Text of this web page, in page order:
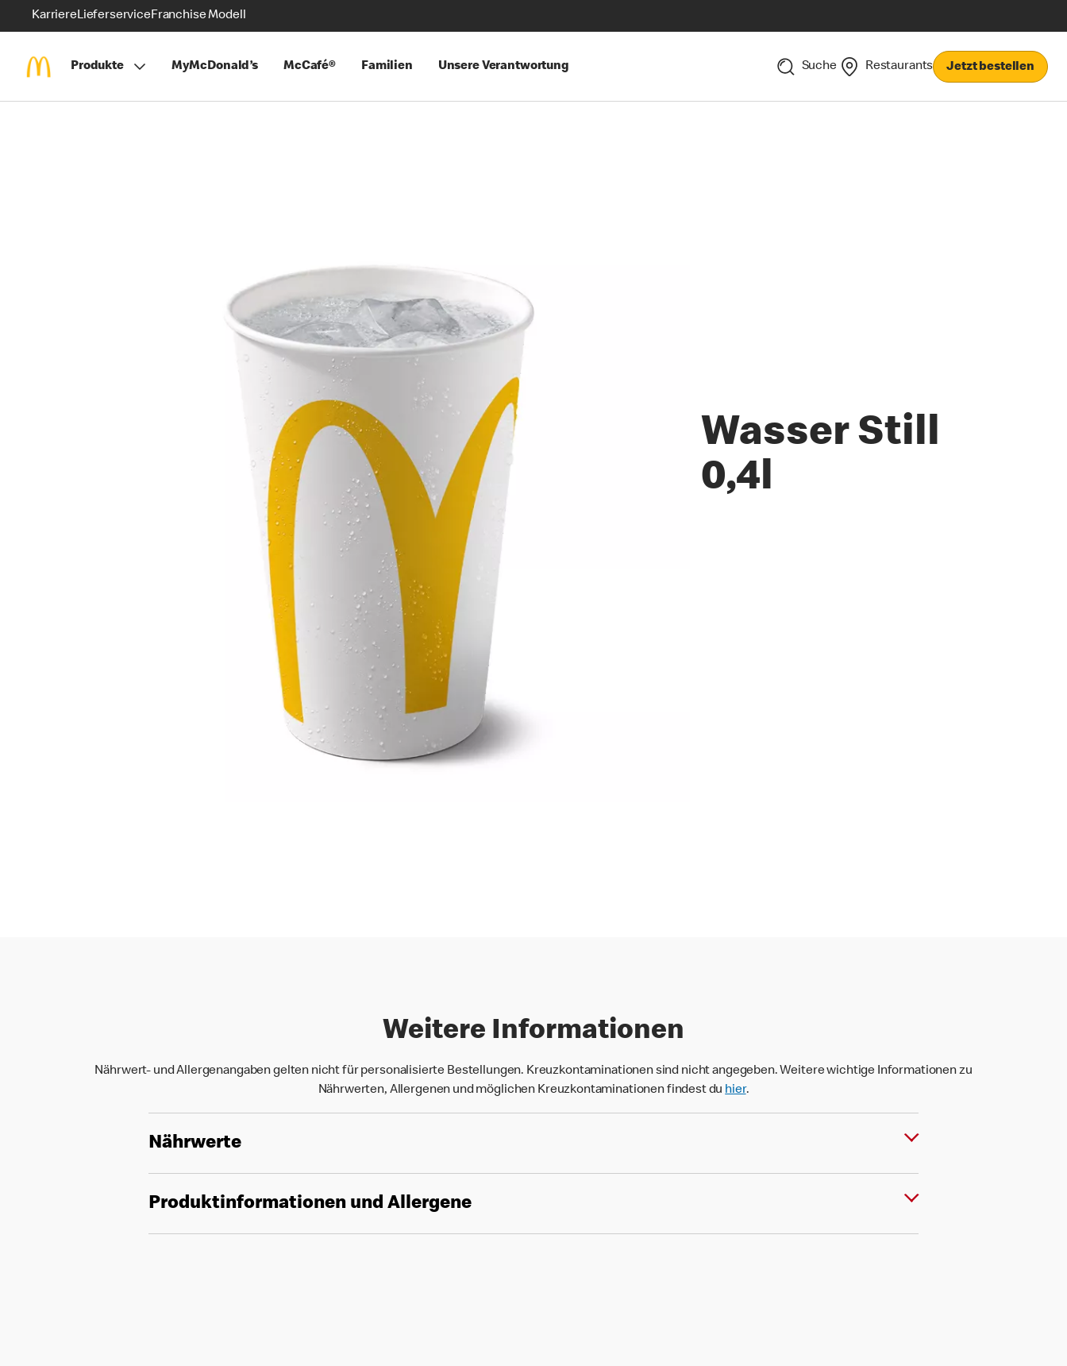
KarriereLieferserviceFranchise Modell
Produkte MyMcDonald’s McCafé® Familien Unsere Verantwortung Suche Restaurants Jetzt bestellen
Wasser Still
0,4l
Weitere Informationen
Nährwert- und Allergenangaben gelten nicht für personalisierte Bestellungen. Kreuzkontaminationen sind nicht angegeben. Weitere wichtige Informationen zu
Nährwerten, Allergenen und möglichen Kreuzkontaminationen findest duhier.
Nährwerte
Produktinformationen und Allergene